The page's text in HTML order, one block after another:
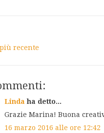
recente
Linda ha detto...
Grazie Marina! Buona
16 marzo 2016 alle ore 12:42